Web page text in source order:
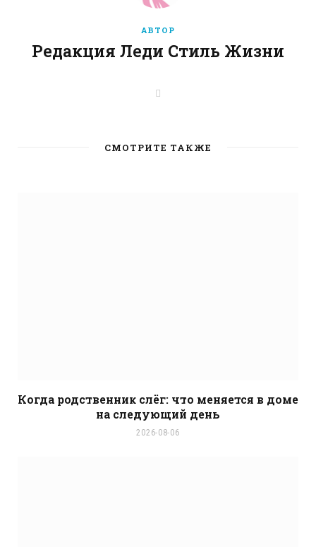
АВТОР
Редакция Леди Стиль Жизни
t
e
СМОТРИТЕ ТАКЖЕ
Когда родственник слёг: что меняется в доме
на следующий день
2026-08-06